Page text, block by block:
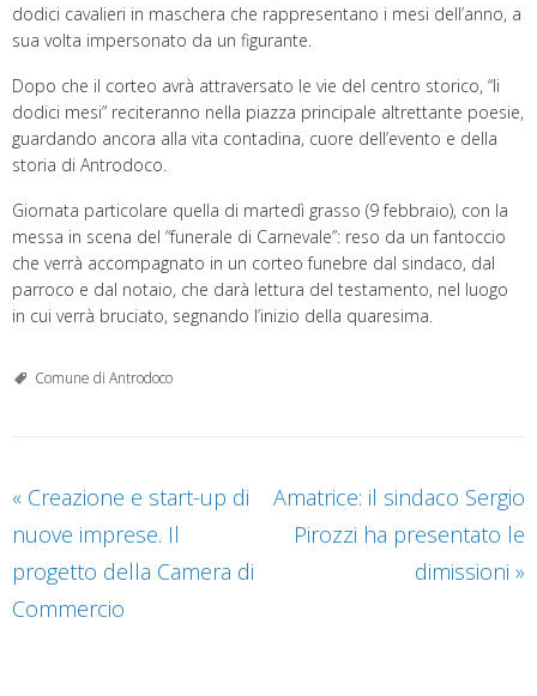
dodici cavalieri in maschera che rappresentano i mesi dell’anno, a
sua volta impersonato da un figurante.
Dopo che il corteo avrà attraversato le vie del centro storico, “li
dodici mesi” reciteranno nella piazza principale altrettante poesie,
guardando ancora alla vita contadina, cuore dell’evento e della
storia di Antrodoco.
Giornata particolare quella di martedì grasso (9 febbraio), con la
messa in scena del “funerale di Carnevale”: reso da un fantoccio
che verrà accompagnato in un corteo funebre dal sindaco, dal
parroco e dal notaio, che darà lettura del testamento, nel luogo
in cui verrà bruciato, segnando l’inizio della quaresima.
Comune di Antrodoco
« Creazione e start-up di
nuove imprese. Il
progetto della Camera di
Commercio
Amatrice: il sindaco Sergio
Pirozzi ha presentato le
dimissioni »